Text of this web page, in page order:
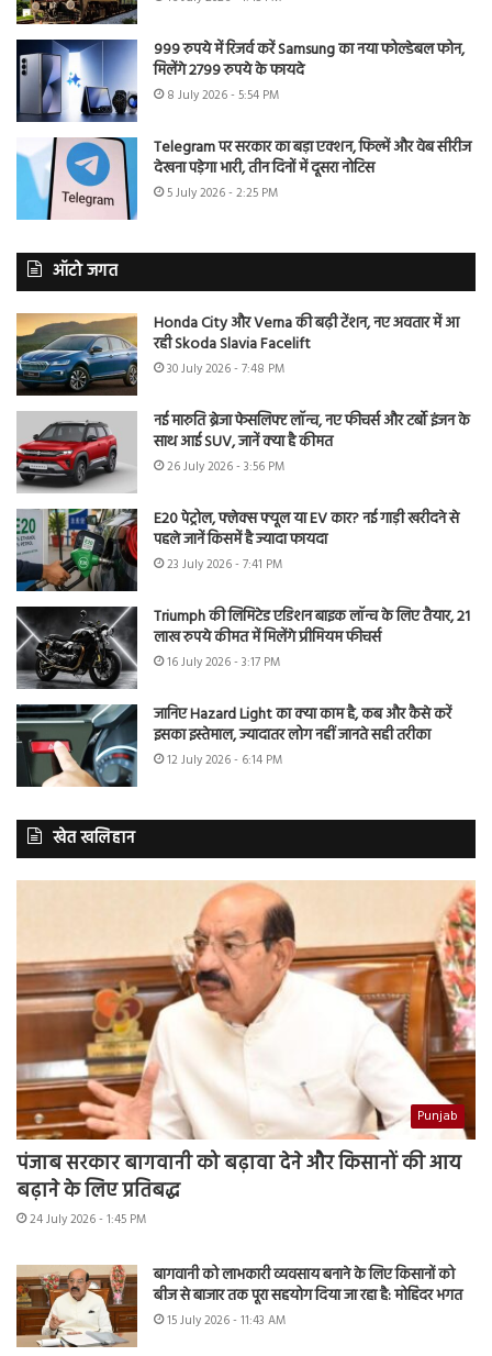
999 रुपये में रिजर्व करें Samsung का नया फोल्डेबल फोन,
मिलेंगे 2799 रुपये के फायदे
8 July 2026 - 5:54 PM
Telegram पर सरकार का बड़ा एक्शन, फिल्में और वेब सीरीज
देखना पड़ेगा भारी, तीन दिनों में दूसरा नोटिस
5 July 2026 - 2:25 PM
ऑटो जगत
Honda City और Verna की बढ़ी टेंशन, नए अवतार में आ
रही Skoda Slavia Facelift
30 July 2026 - 7:48 PM
नई मारुति ब्रेजा फेसलिफ्ट लॉन्च, नए फीचर्स और टर्बो इंजन के
साथ आई SUV, जानें क्या है कीमत
26 July 2026 - 3:56 PM
E20 पेट्रोल, फ्लेक्स फ्यूल या EV कार? नई गाड़ी खरीदने से
पहले जानें किसमें है ज्यादा फायदा
23 July 2026 - 7:41 PM
Triumph की लिमिटेड एडिशन बाइक लॉन्च के लिए तैयार, 21
लाख रुपये कीमत में मिलेंगे प्रीमियम फीचर्स
16 July 2026 - 3:17 PM
जानिए Hazard Light का क्या काम है, कब और कैसे करें
इसका इस्तेमाल, ज्यादातर लोग नहीं जानते सही तरीका
12 July 2026 - 6:14 PM
खेत खलिहान
Punjab
पंजाब सरकार बागवानी को बढ़ावा देने और किसानों की आय
बढ़ाने के लिए प्रतिबद्ध
24 July 2026 - 1:45 PM
बागवानी को लाभकारी व्यवसाय बनाने के लिए किसानों को
बीज से बाजार तक पूरा सहयोग दिया जा रहा है: मोहिंदर भगत
15 July 2026 - 11:43 AM